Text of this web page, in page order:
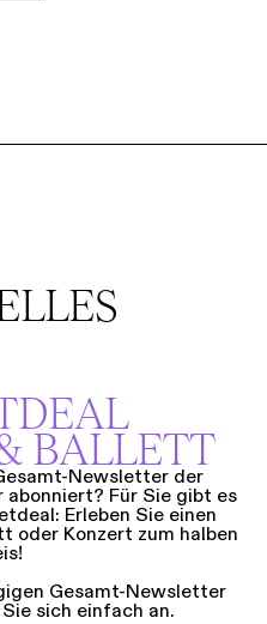
BALLETT
Newsletter der
Für Sie gibt es
Erleben Sie einen
oder Konzert zum halben
Gesamt-Newsletter
sich einfach an.